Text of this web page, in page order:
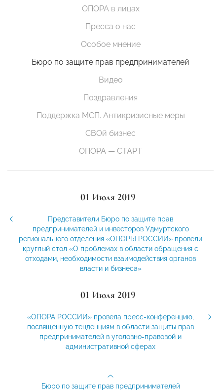
ОПОРА в лицах
Пресса о нас
Особое мнение
Бюро по защите прав предпринимателей
Видео
Поздравления
Поддержка МСП. Антикризисные меры
СВОй бизнес
ОПОРА — СТАРТ
01 Июля 2019
Представители Бюро по защите прав
предпринимателей и инвесторов Удмуртского
регионального отделения «ОПОРЫ РОССИИ» провели
круглый стол «О проблемах в области обращения с
отходами, необходимости взаимодействия органов
власти и бизнеса»
01 Июля 2019
«ОПОРА РОССИИ» провела пресс-конференцию,
посвященную тенденциям в области защиты прав
предпринимателей в уголовно-правовой и
административной сферах
Бюро по защите прав предпринимателей